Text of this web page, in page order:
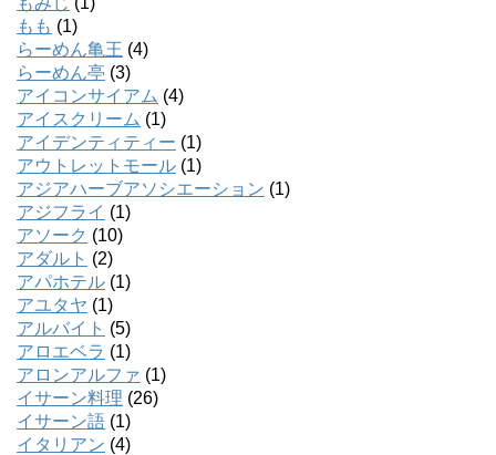
もも (1)
らーめん亀王 (4)
らーめん亭 (3)
アイコンサイアム (4)
アイスクリーム (1)
アイデンティティー (1)
アウトレットモール (1)
アジアハーブアソシエーション (1)
アジフライ (1)
アソーク (10)
アダルト (2)
アパホテル (1)
アユタヤ (1)
アルバイト (5)
アロエベラ (1)
アロンアルファ (1)
イサーン料理 (26)
イサーン語 (1)
イタリアン (4)